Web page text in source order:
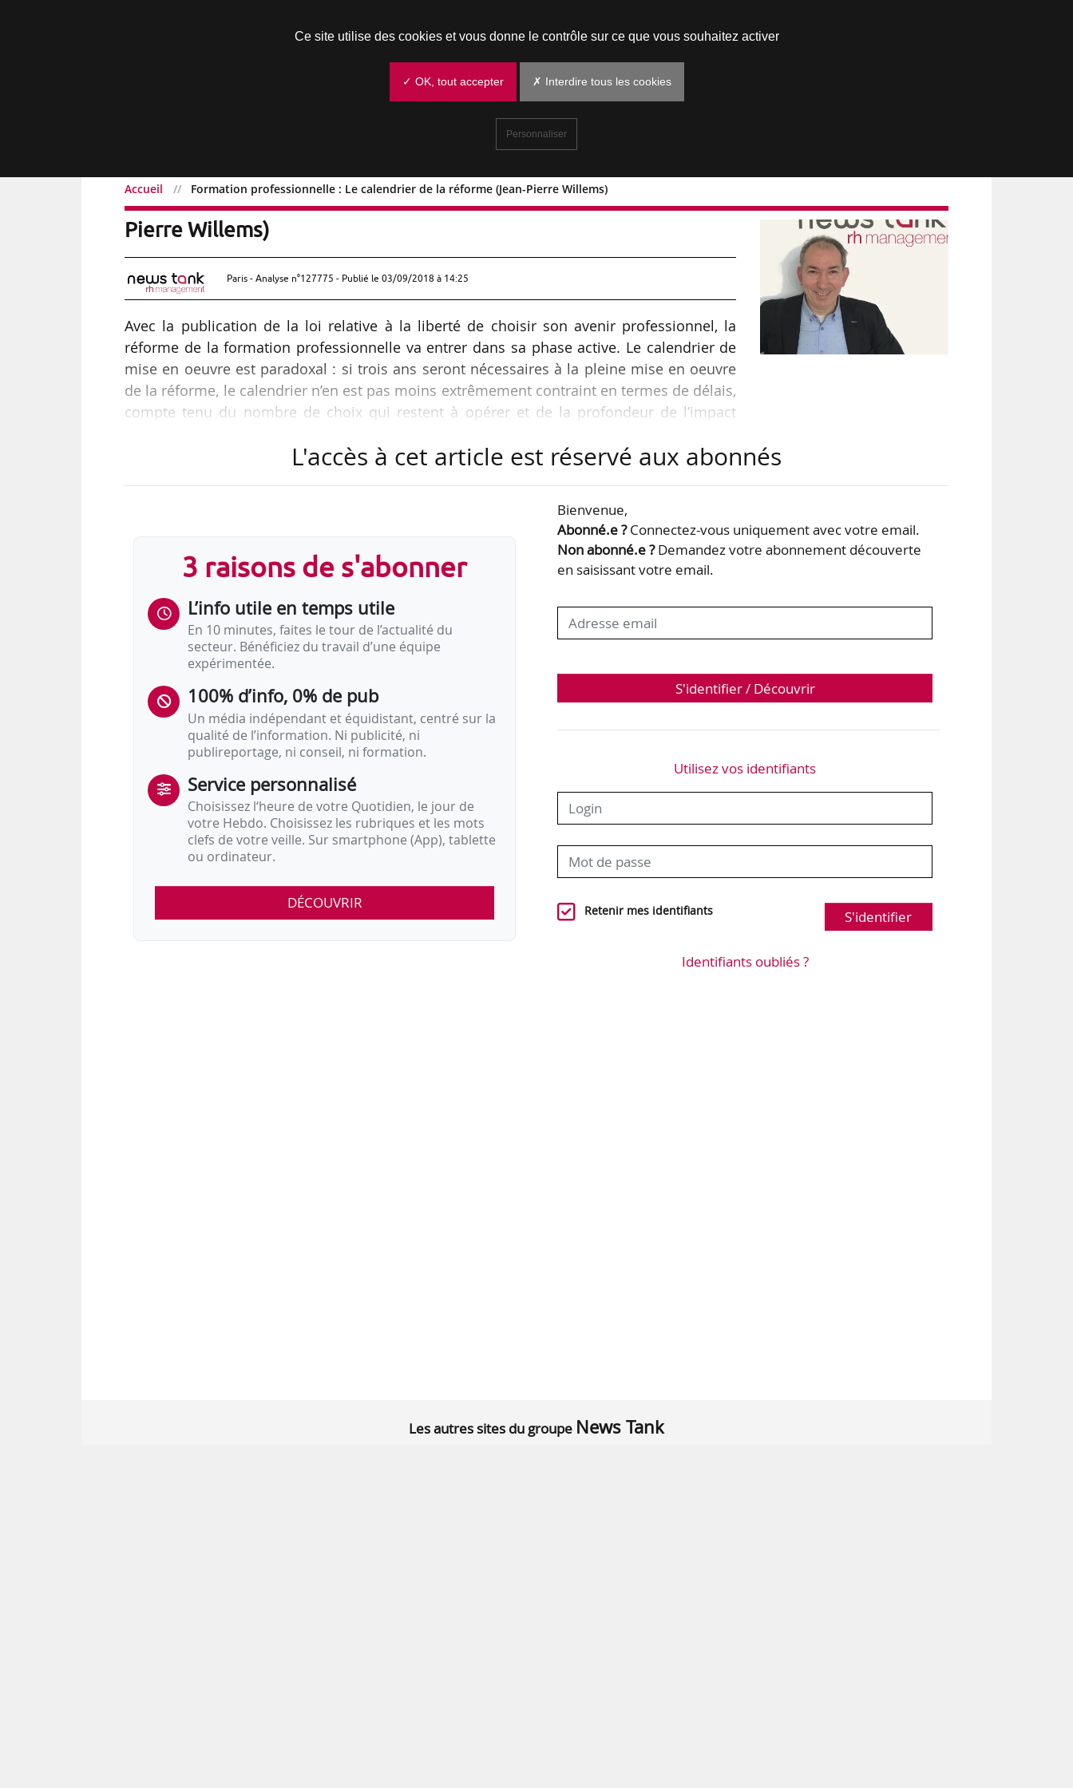
Accueil Formation professionnelle : Le calendrier de la réforme (Jean-Pierre Willems)
Formation professionnelle : Le calendrier de la réforme (Jean-
Pierre Willems)
Paris - Analyse n°127775 - Publié le 03/09/2018 à 14:25
Avec la publication de la loi relative à la liberté de choisir son avenir professionnel, la
réforme de la formation professionnelle va entrer dans sa phase active. Le calendrier de
mise en oeuvre est paradoxal : si trois ans seront nécessaires à la pleine mise en oeuvre
de la réforme, le calendrier n’en est pas moins extrêmement contraint en termes de délais,
compte tenu du nombre de choix qui restent à opérer et de la profondeur de l’impact
D’ici fin 2018 : plus de 200 branches professionnelles doivent choisir leur
La fin de l’année 2018 sera marquée par les négociations de branche sur le choix des opérateurs de
compétences…
L'accès à cet article est réservé aux abonnés
3 raisons de s'abonner
L’info utile en temps utile
En 10 minutes, faites le tour de l’actualité du
secteur. Bénéficiez du travail d’une équipe
expérimentée.
100% d’info, 0% de pub
Un média indépendant et équidistant, centré sur la
qualité de l’information. Ni publicité, ni
publireportage, ni conseil, ni formation.
Service personnalisé
Choisissez l‘heure de votre Quotidien, le jour de
votre Hebdo. Choisissez les rubriques et les mots
clefs de votre veille. Sur smartphone (App), tablette
ou ordinateur.
DÉCOUVRIR
Bienvenue,
Abonné.e ?Connectez-vous uniquement avec votre email.
Non abonné.e ?Demandez votre abonnement découverte
en saisissant votre email.
S'identifier / Découvrir
Utilisez vos identifiants
Retenir mes identifiants S'identifier
Identifiants oubliés ?
Les autres sites du groupe News Tank
Ce site utilise des cookies et vous donne le contrôle sur ce que vous souhaitez activer
✓ OK, tout accepter ✗ Interdire tous les cookies
Personnaliser